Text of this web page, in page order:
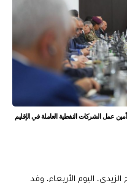
عمل الشركات النفطية العاملة في الإقليم
اليوم الأربعاء، وفد